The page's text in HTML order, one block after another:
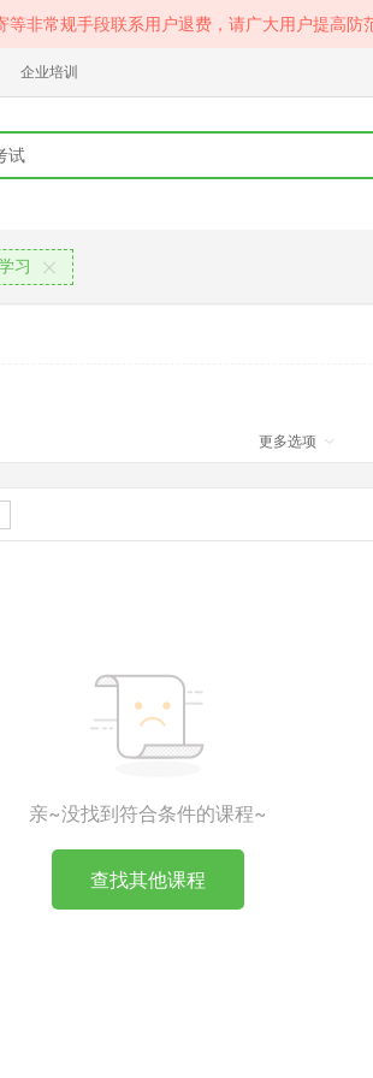
非常规手段联系用户退费，请广大用户提高防
企业培训
习
更多选项
亲~没找到符合条件的课程~
查找其他课程